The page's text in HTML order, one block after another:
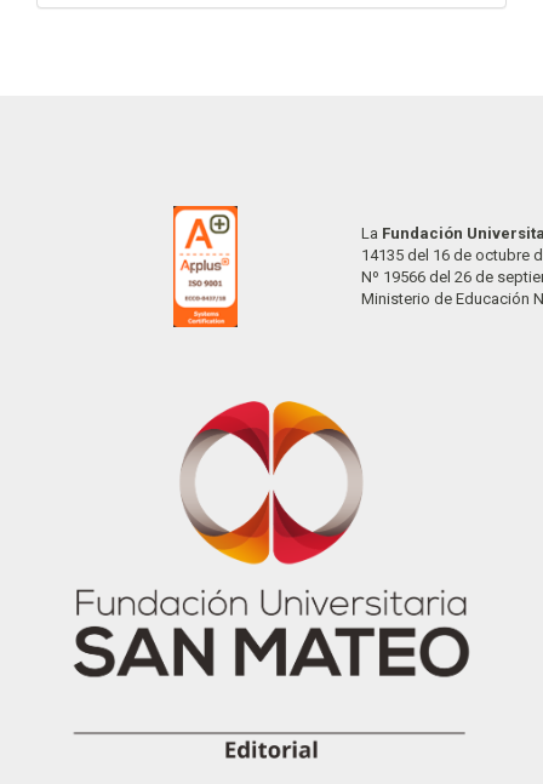
La Fundación
14135 del 16 de octubre
Nº 19566 del 26 de
Ministerio de Educación